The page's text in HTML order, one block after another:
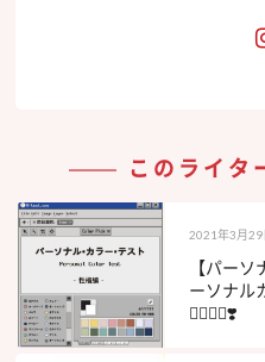
このライタ
2021年3月29
【パー
ーソナル
🙋🏻‍♀️➰❣️